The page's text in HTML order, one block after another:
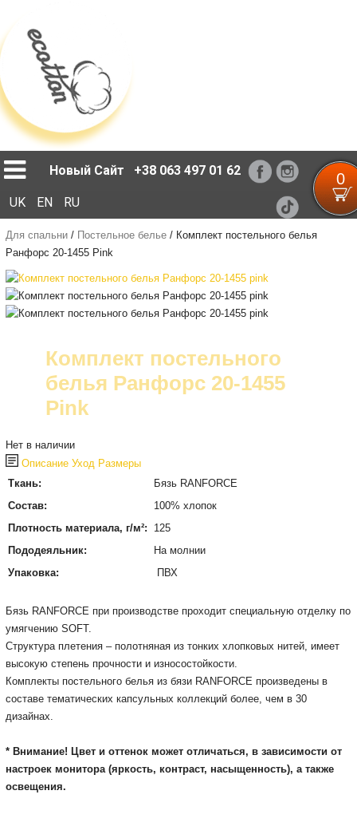
Новый Сайт +38 063 497 01 62 0
UK EN RU
Для спальни/ Постельное белье/ Комплект постельного белья
Ранфорс 20-1455 Pink
Комплект постельного
белья Ранфорс 20-1455
Pink
Нет в наличии
Описание Уход Размеры
Ткань:
Бязь RANFORCE
Состав:
100% хлопок
Плотность материала, г/м²:
125
Пододеяльник:
На молнии
Упаковка:
ПВХ
Бязь RANFORCE при производстве проходит специальную отделку по
умягчению SOFT.
Структура плетения – полотняная из тонких хлопковых нитей, имеет
высокую степень прочности и износостойкости.
Комплекты постельного белья из бязи RАNFORCE произведены в
составе тематических капсульных коллекций более, чем в 30
дизайнах.
* Внимание! Цвет и оттенок может отличаться, в зависимости от
настроек монитора (яркость, контраст, насыщенность), а также
освещения.